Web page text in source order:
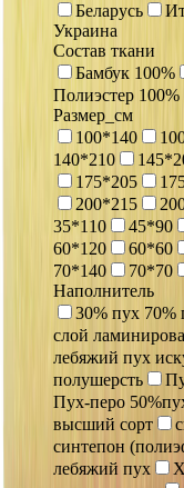
Беларусь
Украина
Состав ткани
Бамбук 100%
Полиэстер 100%
Размер_см
100*140
140*210
175*205
200*215
35*110
45*90
60*120
60*60
70*140
70*70
Наполнитель
30% пух 70%
слой
лебяжий пух
полушерсть
Пух-перо
высший сорт
синтепон
лебяжий пух